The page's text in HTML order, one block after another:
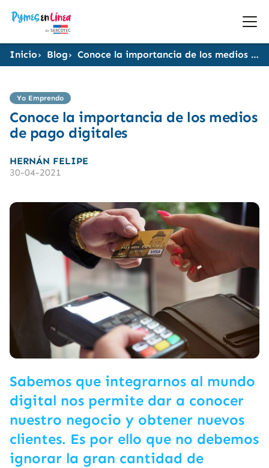
Inicio Blog Conoce la importancia de los medios de pago digitales
Yo Emprendo
Conoce la importancia de los medios
de pago digitales
HERNÁN FELIPE
30-04-2021
Sabemos que integrarnos al mundo
digital nos permite dar a conocer
nuestro negocio y obtener nuevos
clientes. Es por ello que no debemos
ignorar la gran cantidad de